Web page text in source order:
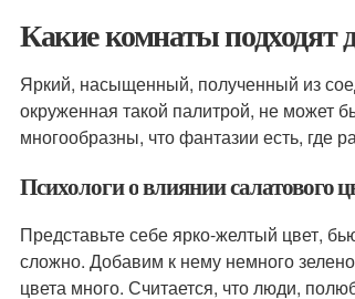
Какие комнаты подходят
Яркий, насыщенный, полученный из
окруженная такой палитрой, не может
многообразны, что фантазии есть, где
Психологи о влиянии салатового
Представьте себе ярко-желтый цвет,
сложно. Добавим к нему немного
цвета много. Считается, что люди,